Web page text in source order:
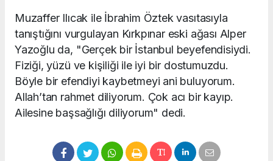
Muzaffer Ilıcak ile İbrahim Öztek vasıtasıyla
tanıştığını vurgulayan Kırkpınar eski ağası Alper
Yazoğlu da, "Gerçek bir İstanbul beyefendisiydi.
Fiziği, yüzü ve kişiliği ile iyi bir dostumuzdu.
Böyle bir efendiyi kaybetmeyi ani buluyorum.
Allah’tan rahmet diliyorum. Çok acı bir kayıp.
Ailesine başsağlığı diliyorum" dedi.